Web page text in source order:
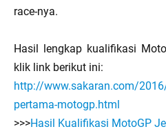
race-nya.
Hasil lengkap kualifikasi
klik link berikut ini:
http://www.sakaran.com/
pertama-motogp.html
>>>Hasil Kualifikasi MotoGP